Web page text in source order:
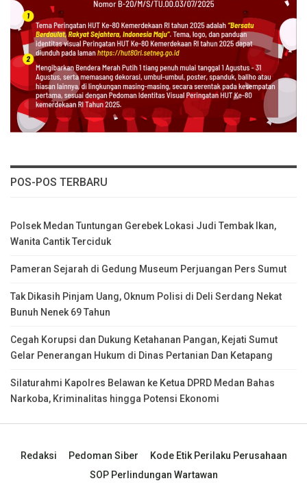
POS-POS TERBARU
Polsek Medan Tuntungan Gerebek Lokasi Judi Tembak Ikan,
Wanita Cantik Terciduk
Pameran Sejarah di Gedung Museum Perjuangan Pers Sumut
Tak Dikasih Pinjam Uang, Oknum Polisi di Deli Serdang Nekat
Bunuh Nenek 69 Tahun
Cegah Korupsi dan Dukung Ketahanan Pangan, Kejati Sumut
Gelar Penerangan Hukum di Dinas Pertanian Dan Ketapang
Silaturahmi Kapolres Belawan ke Ketua DPRD Medan Bahas
Narkoba, Kriminalitas hingga Potensi Ekonomi
Redaksi Pedoman Siber
Kode Etik Perilaku Perusahaan
SOP Perlindungan Wartawan